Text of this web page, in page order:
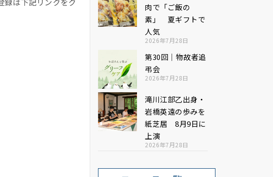
肉で「ご飯の
素」 夏ギフトで
人気
2026年7月28日
第30回｜物故者追
弔会
2026年7月28日
滝川江部乙出身・
岩橋英遠の歩みを
紙芝居 8月9日に
上演
2026年7月28日